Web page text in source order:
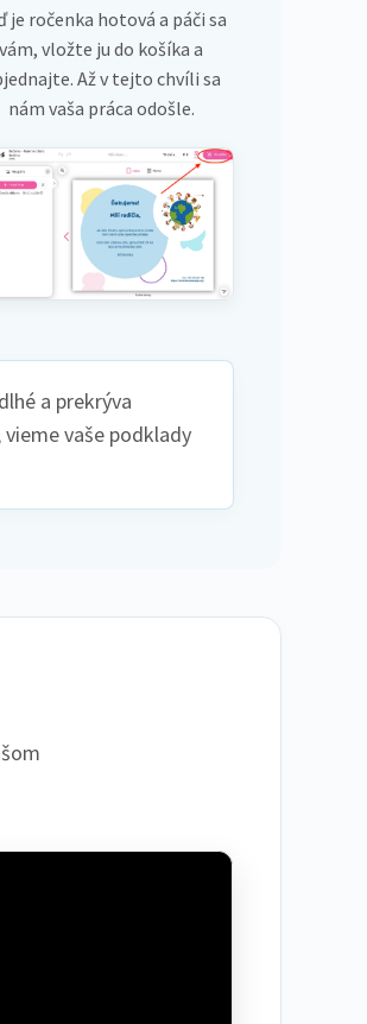
je ročenka hotová a páči sa
vám, vložte ju do košíka a
Až v tejto chvíli sa
nám vaša práca odošle.
a prekrýva
vaše podklady